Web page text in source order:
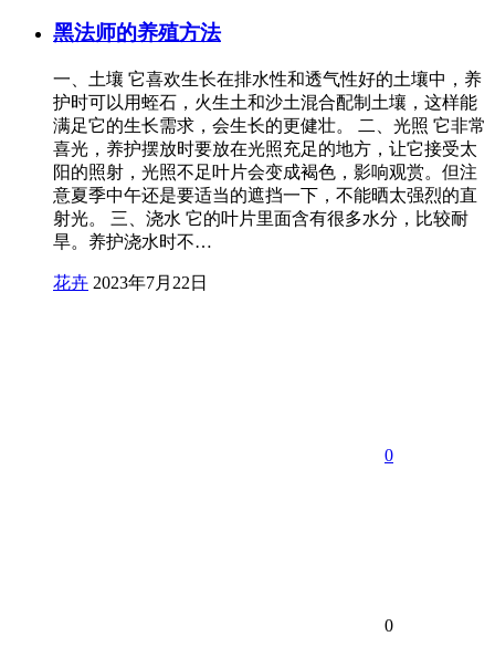
黑法师的养殖方法
一、土壤 它喜欢生长在排水性和透气性好的土壤中，养
护时可以用蛭石，火生土和沙土混合配制土壤，这样能
满足它的生长需求，会生长的更健壮。 二、光照 它非常
喜光，养护摆放时要放在光照充足的地方，让它接受太
阳的照射，光照不足叶片会变成褐色，影响观赏。但注
意夏季中午还是要适当的遮挡一下，不能晒太强烈的直
射光。 三、浇水 它的叶片里面含有很多水分，比较耐
旱。养护浇水时不…
花卉 2023年7月22日
0
0